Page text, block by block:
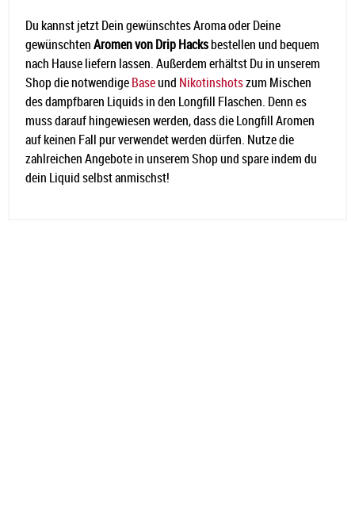
Du kannst jetzt Dein gewünschtes Aroma oder Deine
gewünschtenAromen von Drip Hacksbestellen und bequem
nach Hause liefern lassen. Außerdem erhältst Du in unserem
Shop die notwendigeBaseund Nikotinshotszum Mischen
des dampfbaren Liquids in den Longfill Flaschen. Denn es
muss darauf hingewiesen werden, dass die Longfill Aromen
auf keinen Fall pur verwendet werden dürfen. Nutze die
zahlreichen Angebote in unserem Shop und spare indem du
dein Liquid selbst anmischst!